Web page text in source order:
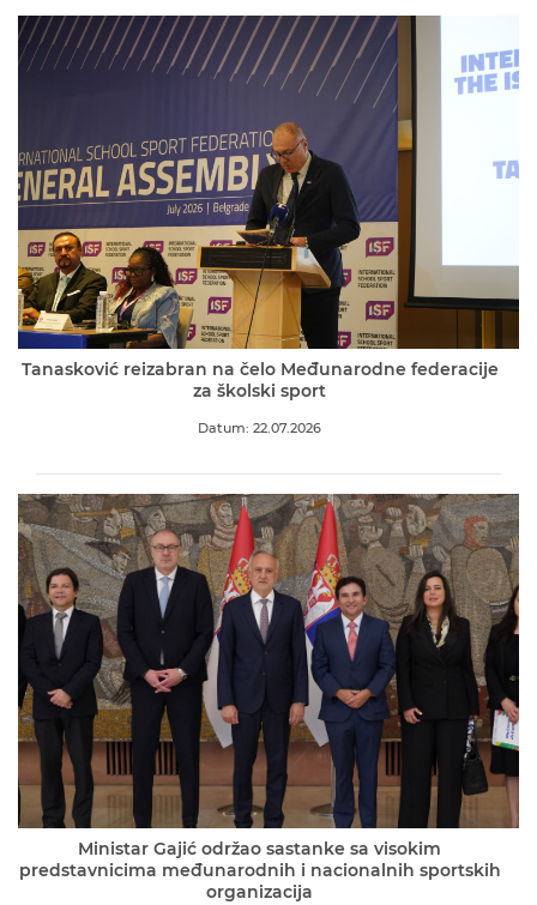
Tanasković reizabran na čelo Međunarodne federacije
za školski sport
Datum: 22.07.2026
Ministar Gajić održao sastanke sa visokim
predstavnicima međunarodnih i nacionalnih sportskih
organizacija